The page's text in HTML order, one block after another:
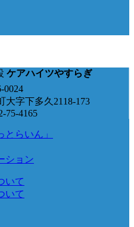
ケアハイツやすらぎ
0024
大字下多久2118-173
75-4165
らいん」
ション
いて
いて